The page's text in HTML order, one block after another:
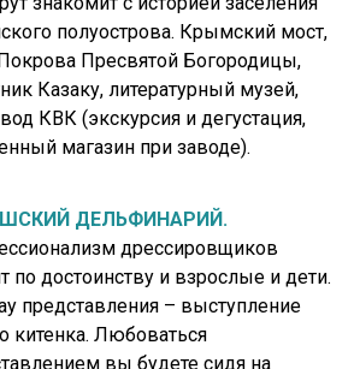
полуострова. Крымский мост,
Пресвятой Богородицы,
Казаку, литературный музей,
КВК (экскурсия и дегустация,
магазин при заводе).
ДЕЛЬФИНАРИЙ.
дрессировщиков
по достоинству и взрослые и дети.
представления – выступление
китенка. Любоваться
вы будете сидя на